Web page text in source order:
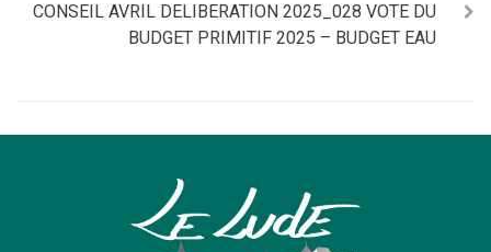
CONSEIL AVRIL DELIBERATION 2025_028 VOTE DU
BUDGET PRIMITIF 2025 – BUDGET EAU